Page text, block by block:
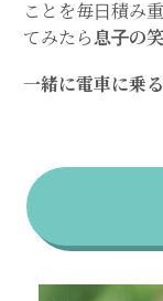
ことを毎日積み
てみたら 息子の
一緒に電車に乗